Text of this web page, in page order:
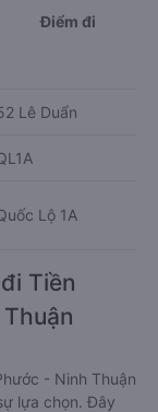
Điểm đi
Lê Duẩn
Lộ 1A
Tiền
- Ninh Thuận
lựa chọn. Đây